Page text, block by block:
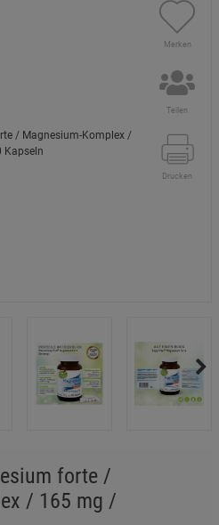
Merken
Teilen
Drucken
forte /
/ 165 mg /